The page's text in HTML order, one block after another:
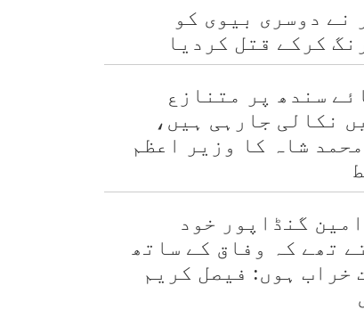
نے دوسری بیوی کو
کرکے قتل کردیا
سندھ پر متنازع
نکالی جارہی ہیں،
شاہ کا وزیر اعظم
گنڈاپور خود
تھے کہ وفاق کے ساتھ
خراب ہوں: فیصل کریم